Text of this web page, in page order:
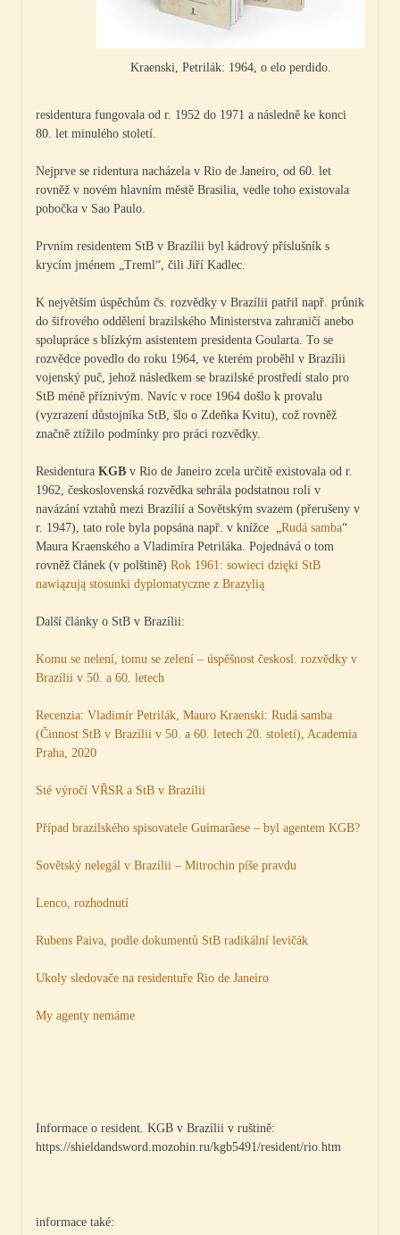
Kraenski, Petrilák: 1964, o elo perdido.
residentura fungovala od r. 1952 do 1971 a následně ke konci
80. let minulého století.
Nejprve se ridentura nacházela v Rio de Janeiro, od 60. let
rovněž v novém hlavním městě Brasilia, vedle toho existovala
pobočka v Sao Paulo.
Prvním residentem StB v Brazílii byl kádrový příslušník s
krycím jménem „Treml“, čili Jiří Kadlec.
K největším úspěchům čs. rozvědky v Brazílii patřil např. průnik
do šifrového oddělení brazilského Ministerstva zahraničí anebo
spolupráce s blízkým asistentem presidenta Goularta. To se
rozvědce povedlo do roku 1964, ve kterém proběhl v Brazílii
vojenský puč, jehož následkem se brazilské prostředí stalo pro
StB méně příznivým. Navíc v roce 1964 došlo k provalu
(vyzrazení důstojníka StB, šlo o Zdeňka Kvitu), což rovněž
značně ztížilo podmínky pro práci rozvědky.
Residentura KGB v Rio de Janeiro zcela určitě existovala od r.
1962, československá rozvědka sehrála podstatnou roli v
navázání vztahů mezi Brazílií a Sovětským svazem (přerušeny v
r. 1947), tato role byla popsána např. v knížce „Rudá samba“
Maura Kraenského a Vladimíra Petriláka. Pojednává o tom
rovněž článek (v polštině) Rok 1961: sowieci dzięki StB
nawiązują stosunki dyplomatyczne z Brazylią
Další články o StB v Brazílii:
Komu se nelení, tomu se zelení – úspěšnost českosl. rozvědky v
Brazílii v 50. a 60. letech
Recenzia: Vladimír Petrilák, Mauro Kraenski: Rudá samba
(Činnost StB v Brazílii v 50. a 60. letech 20. století), Academia
Praha, 2020
Sté výročí VŘSR a StB v Brazílii
Případ brazilského spisovatele Guimarãese – byl agentem KGB?
Sovětský nelegál v Brazílii – Mitrochin píše pravdu
Lenco, rozhodnutí
Rubens Paiva, podle dokumentů StB radikální levičák
Ukoly sledovače na residentuře Rio de Janeiro
My agenty nemáme
Informace o resident. KGB v Brazílii v ruštině:
https://shieldandsword.mozohin.ru/kgb5491/resident/rio.htm
informace také: